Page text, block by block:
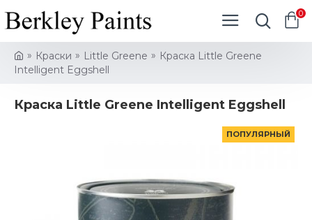
0
Краски Little Greene
Краска Little Greene
Intelligent Eggshell
Краска Little Greene Intelligent Eggshell
ПОПУЛЯРНЫЙ